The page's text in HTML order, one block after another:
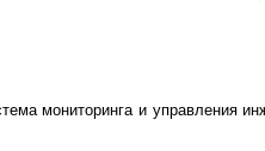
мониторинга и управления